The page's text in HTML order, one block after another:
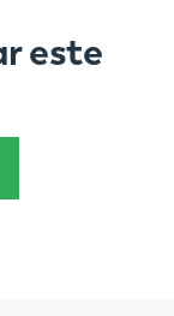
este